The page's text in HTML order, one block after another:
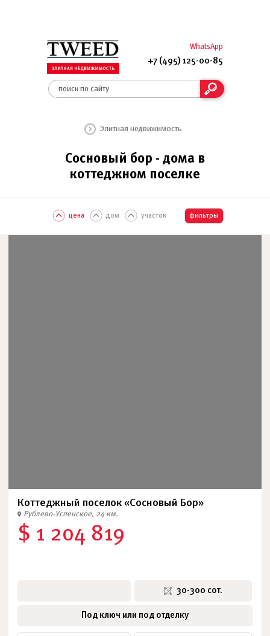
WhatsApp
+7 (495) 125-00-85
Элитная недвижимость
Сосновый бор - дома в
коттеджном поселке
цена дом участок фильтры
Коттеджный поселок «Сосновый Бор»
Рублево-Успенское, 24 км.
$ 1 204 819
30-300 сот.
Под ключ или под отделку